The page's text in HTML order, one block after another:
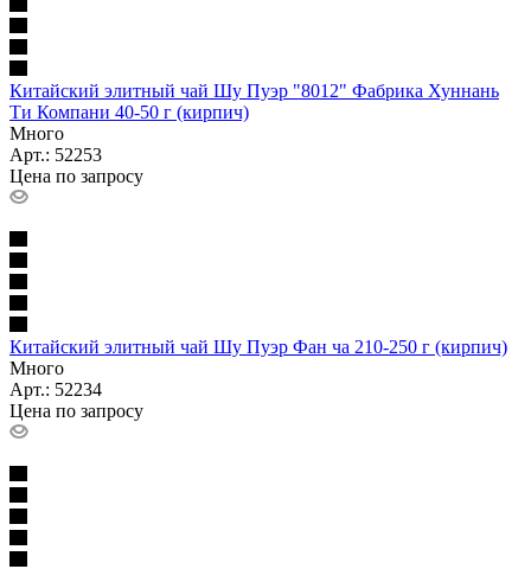
Китайский элитный чай Шу Пуэр "8012" Фабрика Хуннань
Ти Компани 40-50 г (кирпич)
Много
Арт.: 52253
Цена по запросу
Китайский элитный чай Шу Пуэр Фан ча 210-250 г (кирпич)
Много
Арт.: 52234
Цена по запросу